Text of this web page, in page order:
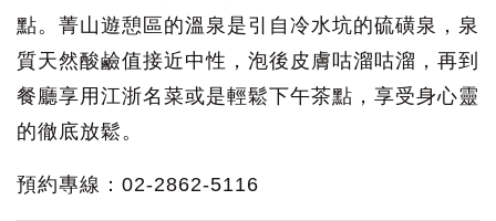
點。菁山遊憩區的溫泉是引自冷水坑的硫磺泉，泉
質天然酸鹼值接近中性，泡後皮膚咕溜咕溜，再到
餐廳享用江浙名菜或是輕鬆下午茶點，享受身心靈
的徹底放鬆。
預約專線：02-2862-5116